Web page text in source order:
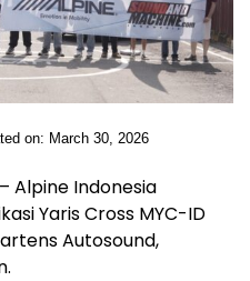
on: March 30, 2026
Alpine Indonesia
Yaris Cross MYC-ID
Autosound,